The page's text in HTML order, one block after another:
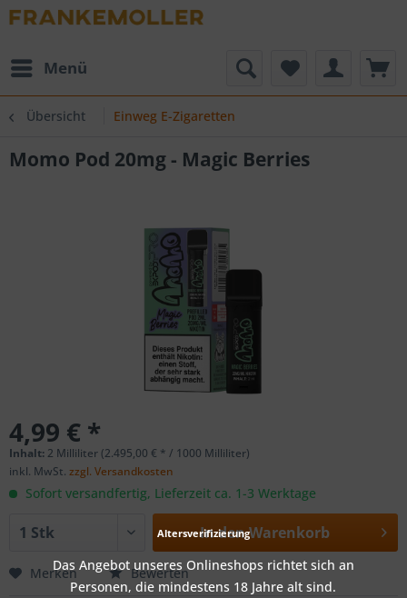
Menü
Übersicht Einweg E-Zigaretten
Momo Pod 20mg - Magic Berries
4,99 € *
Inhalt: 2 Milliliter (2.495,00 € * / 1000 Milliliter)
inkl. MwSt. zzgl. Versandkosten
Sofort versandfertig, Lieferzeit ca. 1-3 Werktage
In denWarenkorb
Merken Bewerten
Altersverifizierung
Das Angebot unseres Onlineshops richtet sich an
Personen, die mindestens 18 Jahre alt sind.